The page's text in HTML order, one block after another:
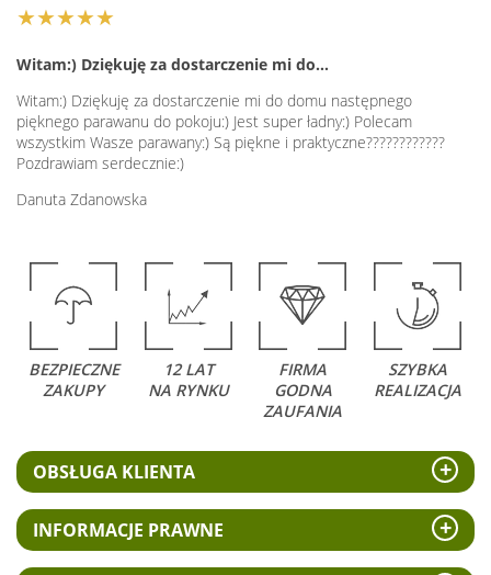
★★★★★
Witam:) Dziękuję za dostarczenie mi do…
Witam:) Dziękuję za dostarczenie mi do domu następnego
pięknego parawanu do pokoju:) Jest super ładny:) Polecam
wszystkim Wasze parawany:) Są piękne i praktyczne????????????
Pozdrawiam serdecznie:)
Danuta Zdanowska
BEZPIECZNE
ZAKUPY
12 LAT
NA RYNKU
FIRMA
GODNA
ZAUFANIA
SZYBKA
REALIZACJA
OBSŁUGA KLIENTA
INFORMACJE PRAWNE